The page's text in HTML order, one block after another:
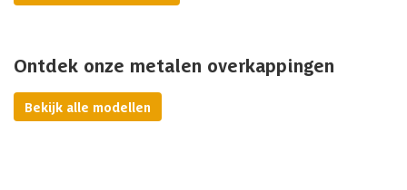
Ontdek onze metalen overkappingen
Bekijk alle modellen